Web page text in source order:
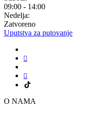
09:00 - 14:00
Nedelja:
Zatvoreno
Uputstva za putovanje
O NAMA